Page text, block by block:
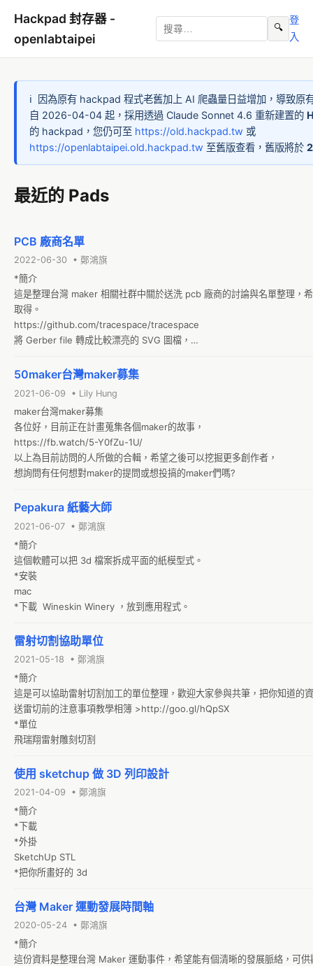
Hackpad 封存器 -
openlabtaipei
🔍
登
入
ℹ️
因為原有 hackpad 程式老舊加上 AI 爬蟲量日益增加，導致
自 2026-04-04 起，採用透過 Claude Sonnet 4.6 重新建置的
的 hackpad，您仍可至 https://old.hackpad.tw 或
https://openlabtaipei.old.hackpad.tw 至舊版查看，舊版將於
最近的 Pads
PCB 廠商名單
2022-06-30 • 鄭鴻旗
*簡介
這是整理台灣 maker 相關社群中關於送洗 pcb 廠商的討論與名單整理，
取得。
https://github.com/tracespace/tracespace
將 Gerber file 轉成比較漂亮的 SVG 圖檔，
50maker台灣maker募集
2021-06-09 • Lily Hung
maker台灣maker募集
各位好，目前正在計畫蒐集各個maker的故事，
https://fb.watch/5-Y0fZu-1U/
以上為目前訪問的人所做的合輯，希望之後可以挖掘更多創作者，
想詢問有任何想對maker的提問或想投搞的maker們嗎?
Pepakura 紙藝大師
2021-06-07 • 鄭鴻旗
*簡介
這個軟體可以把 3d 檔案拆成平面的紙模型式。
*安裝
mac
*下載  Wineskin Winery ，放到應用程式。
雷射切割協助單位
2021-05-18 • 鄭鴻旗
*簡介
這是可以協助雷射切割加工的單位整理，歡迎大家參與共筆，把你知道的
送雷切前的注意事項教學相簿 >http://goo.gl/hQpSX
*單位
飛瑞翔雷射雕刻切割
使用 sketchup 做 3D 列印設計
2021-04-09 • 鄭鴻旗
*簡介
*下載
*外掛
SketchUp STL
*把你所畫好的 3d
台灣 Maker 運動發展時間軸
2020-05-24 • 鄭鴻旗
*簡介
這份資料是整理台灣 Maker 運動事件，希望能有個清晰的發展脈絡，可供